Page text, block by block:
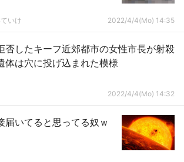
いけ 2022/4/4(Mo) 14:35
否したキーフ近郊都市の女性市長が射殺
体は穴に投げ込まれた模様
2022/4/4(Mo) 14:32
届いてると思ってる奴ｗ